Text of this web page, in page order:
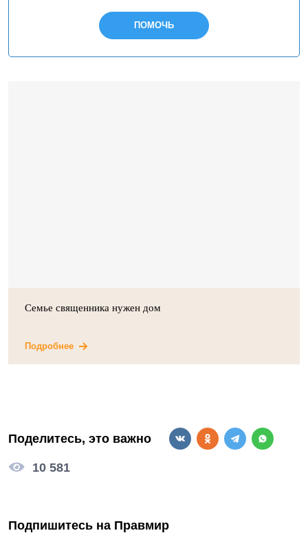
ПОМОЧЬ
Семье священника нужен дом
Подробнее
Поделитесь, это важно
10 581
Подпишитесь на Правмир